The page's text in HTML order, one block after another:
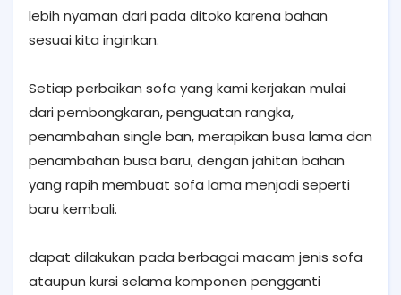
lebih nyaman dari pada ditoko karena bahan
sesuai kita inginkan.
Setiap perbaikan sofa yang kami kerjakan mulai
dari pembongkaran, penguatan rangka,
penambahan single ban, merapikan busa lama dan
penambahan busa baru, dengan jahitan bahan
yang rapih membuat sofa lama menjadi seperti
baru kembali.
dapat dilakukan pada berbagai macam jenis sofa
ataupun kursi selama komponen pengganti